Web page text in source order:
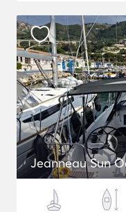
Jeanneau Sun